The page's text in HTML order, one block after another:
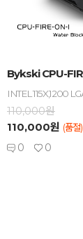
110,000원
110,000원 (품절)
0 0